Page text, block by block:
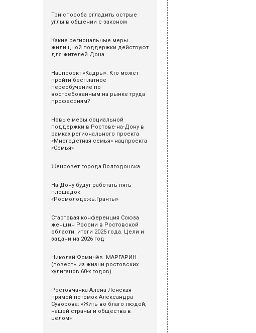
Три способа сгладить острые
углы в общении с законом
Какие региональные меры
жилищной поддержки действуют
для жителей Дона
Нацпроект «Кадры». Кто может
пройти бесплатное
переобучение по
востребованным на рынке труда
профессиям?
Новые меры социальной
поддержки в Ростове-на-Дону в
рамках регионального проекта
«Многодетная семья» нацпроекта
«Семья»
Женсовет города Волгодонска
На Дону будут работать пять
площадок
«Росмолодежь.Гранты»
Стартовая конференция Союза
женщин России в Ростовской
области: итоги 2025 года. Цели и
задачи на 2026 год
Николай Фомичёв. МАРГАРИН
(повесть из жизни ростовских
хулиганов 60-х годов)
Ростовчанка Алёна Ленская
прямой потомок Александра
Суворова: «Жить во благо людей,
нашей страны и общества в
целом»